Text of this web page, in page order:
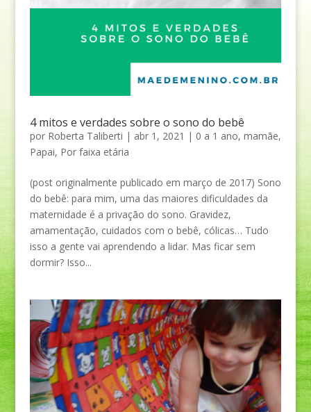
4 mitos e verdades sobre o sono do bebê
por Roberta Taliberti | abr 1, 2021 | 0 a 1 ano, mamãe,
Papai, Por faixa etária
(post originalmente publicado em março de 2017) Sono
do bebê: para mim, uma das maiores dificuldades da
maternidade é a privação do sono. Gravidez,
amamentação, cuidados com o bebê, cólicas… Tudo
isso a gente vai aprendendo a lidar. Mas ficar sem
dormir? Isso...